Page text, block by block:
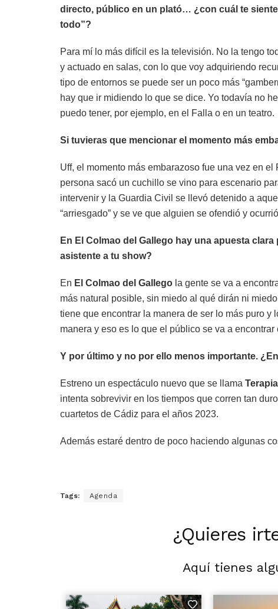
directo, público en un plató… ¿con cuál te
todo”?
Para mí lo más difícil es la televisión. No la tengo
y actuado en salas, con lo que voy adquiriendo
tipo de entornos se puede ser un poco más
hay que ir midiendo lo que se dice. Yo todavía no
puedo tener, por ejemplo, en el Falla o en un teatro.
Si tuvieras que mencionar el momento más
Uff, el momento más embarazoso fue una vez en
persona sacó un cuchillo se vino para escenario
intervenir y la Guardia Civil se llevó detenido a
“arriesgado” y se ve que alguien se ofendió y
En El Colmao del Gallego hay una apuesta
asistente a tu show?
En El Colmao del Gallego la gente se va a
más natural posible, sin miedo al qué dirán ni
tiene que encontrar la manera de ser lo más puro
manera y eso es lo que el público se va a encontrar
Y por último y no por ello menos importante.
Estreno un espectáculo nuevo que se llama
intenta sobrevivir en los tiempos que corren tan
cuartetos de Cádiz para el años 2023.
Además estaré dentro de poco haciendo algunas
Tags: Agenda
¿Quieres
Aquí tienes